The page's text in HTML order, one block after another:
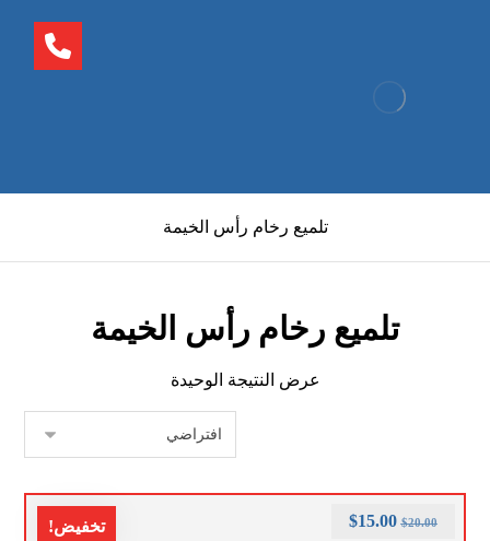
تلميع رخام رأس الخيمة
تلميع رخام رأس الخيمة
عرض النتيجة الوحيدة
تخفيض! $20.00
$15.00